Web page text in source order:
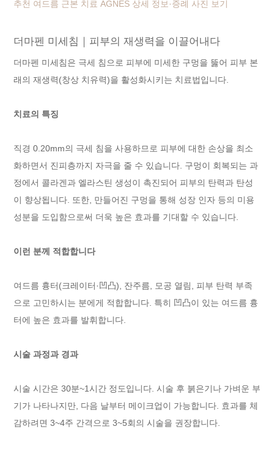
추천 여드름 근본 치료 AGNES 상세 정보·증례 사진 보기
더마펜 미세침｜피부의 재생력을 이끌어내다
더마펜 미세침은 극세 침으로 피부에 미세한 구멍을 뚫어 피부 본
래의 재생력(창상 치유력)을 활성화시키는 치료법입니다.
치료의 특징
직경 0.20mm의 극세 침을 사용하므로 피부에 대한 손상을 최소
화하면서 진피층까지 자극을 줄 수 있습니다. 구멍이 회복되는 과
정에서 콜라겐과 엘라스틴 생성이 촉진되어 피부의 탄력과 탄성
이 향상됩니다. 또한, 만들어진 구멍을 통해 성장 인자 등의 미용
성분을 도입함으로써 더욱 높은 효과를 기대할 수 있습니다.
이런 분께 적합합니다
여드름 흉터(크레이터·凹凸), 잔주름, 모공 열림, 피부 탄력 부족
으로 고민하시는 분에게 적합합니다. 특히 凹凸이 있는 여드름 흉
터에 높은 효과를 발휘합니다.
시술 과정과 경과
시술 시간은 30분~1시간 정도입니다. 시술 후 붉은기나 가벼운 부
기가 나타나지만, 다음 날부터 메이크업이 가능합니다. 효과를 체
감하려면 3~4주 간격으로 3~5회의 시술을 권장합니다.